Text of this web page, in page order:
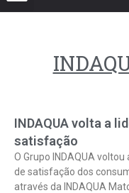
INDAQUA volta a
satisfação
O Grupo INDAQUA
de satisfação dos
através da INDAQUA